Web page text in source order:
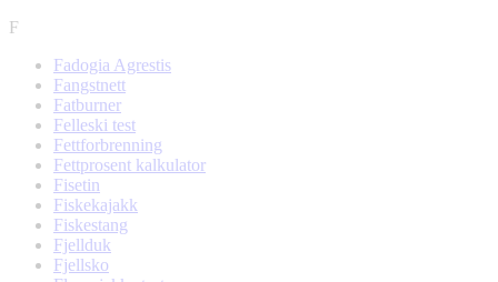
F
Fadogia Agrestis
Fangstnett
Fatburner
Felleski test
Fettforbrenning
Fettprosent kalkulator
Fisetin
Fiskekajakk
Fiskestang
Fjellduk
Fjellsko